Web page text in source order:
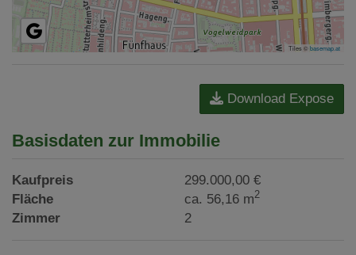
Tiles ©basemap.at
Download Expose
Basisdaten zur Immobilie
Kaufpreis
299.000,00 €
Fläche
ca. 56,16 m2
Zimmer 2